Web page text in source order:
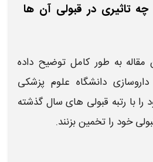
تاثیری در قبولی آن ها
به طور کامل توضیح داده
دانشگاه علوم پزشکی
را با رتبه قبولی های سال گذشته
خود را تخمین بزنند.